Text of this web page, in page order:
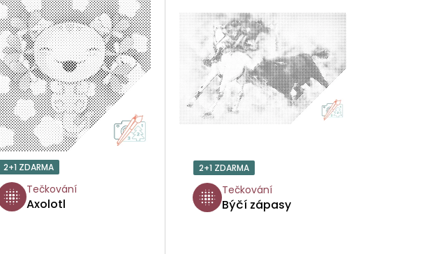
N
Í
P
R
O
D
U
2+1 ZDARMA
Tečkování
Axolotl
2+1 ZDARMA
Tečkování
Býčí zápasy